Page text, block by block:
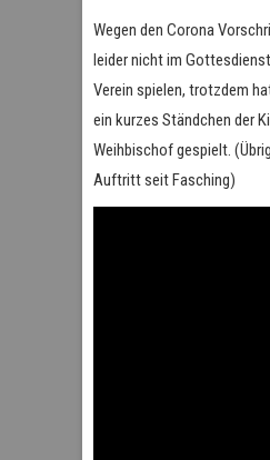
Wegen den Corona
leider nicht im
Verein spielen, trotzdem
ein kurzes Ständchen der
Weihbischof gespielt.
Auftritt seit Fasching)